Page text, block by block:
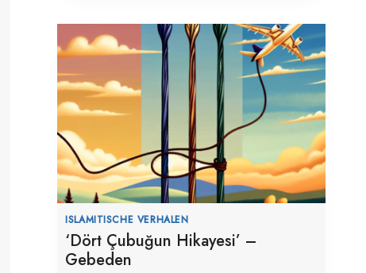
ISLAMITISCHE VERHALEN
‘Dört Çubuğun Hikayesi’ –
Gebeden